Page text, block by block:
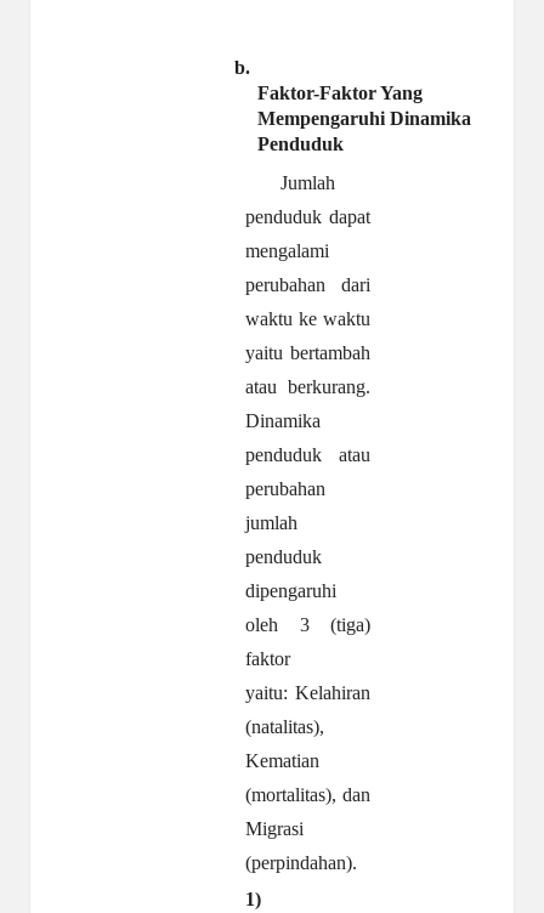
b.
Faktor-Faktor Yang
Mempengaruhi Dinamika
Penduduk
Jumlah
penduduk dapat
mengalami
perubahan
dari
waktu ke waktu
yaitu bertambah
atau berkurang.
Dinamika
penduduk
atau
perubahan
jumlah
penduduk
dipengaruhi
oleh
3
(tiga)
faktor
yaitu: Kelahiran
(natalitas),
Kematian
(mortalitas), dan
Migrasi
(perpindahan).
1)